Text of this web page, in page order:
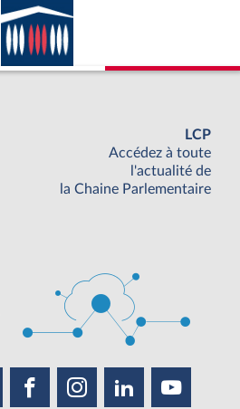
LCP
Accédez à toute
l'actualité de
la Chaine Parlementaire